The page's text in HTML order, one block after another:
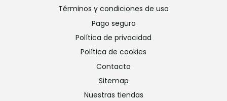
términos y condiciones de uso
pago seguro
política de privacidad
política de cookies
contacto
sitemap
nuestras tiendas